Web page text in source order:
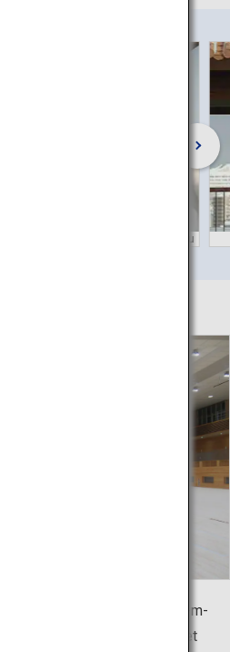
Convention & Visitors Bureau
über vier quadratische 12-m-
großen Raum angeordnet